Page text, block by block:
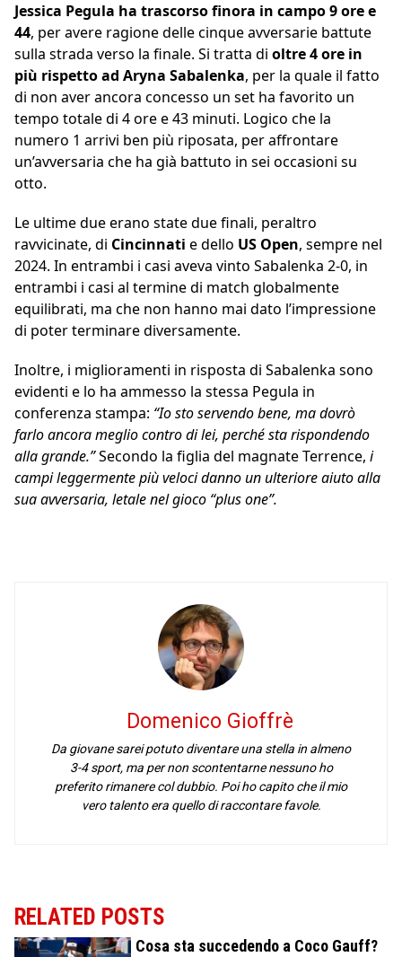
Jessica Pegula ha trascorso finora in campo 9 ore e
44, per avere ragione delle cinque avversarie battute
sulla strada verso la finale. Si tratta di oltre 4 ore in
più rispetto ad Aryna Sabalenka, per la quale il fatto
di non aver ancora concesso un set ha favorito un
tempo totale di 4 ore e 43 minuti. Logico che la
numero 1 arrivi ben più riposata, per affrontare
un’avversaria che ha già battuto in sei occasioni su
otto.
Le ultime due erano state due finali, peraltro
ravvicinate, di Cincinnati e dello US Open, sempre nel
2024. In entrambi i casi aveva vinto Sabalenka 2-0, in
entrambi i casi al termine di match globalmente
equilibrati, ma che non hanno mai dato l’impressione
di poter terminare diversamente.
Inoltre, i miglioramenti in risposta di Sabalenka sono
evidenti e lo ha ammesso la stessa Pegula in
conferenza stampa: “Io sto servendo bene, ma dovrò
farlo ancora meglio contro di lei, perché sta rispondendo
alla grande.”Secondo la figlia del magnate Terrence, i
campi leggermente più veloci danno un ulteriore aiuto alla
sua avversaria, letale nel gioco “plus one”.
Domenico Gioffrè
Da giovane sarei potuto diventare una stella in almeno
3-4 sport, ma per non scontentarne nessuno ho
preferito rimanere col dubbio. Poi ho capito che il mio
vero talento era quello di raccontare favole.
RELATED POSTS
Cosa sta succedendo a Coco Gauff?